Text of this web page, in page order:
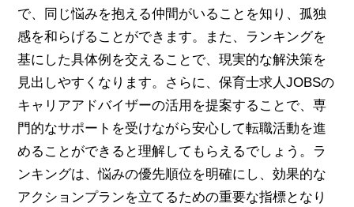
で、同じ悩みを抱える仲間がいることを知り、孤独
感を和らげることができます。また、ランキングを
基にした具体例を交えることで、現実的な解決策を
見出しやすくなります。さらに、保育士求人JOBSの
キャリアアドバイザーの活用を提案することで、専
門的なサポートを受けながら安心して転職活動を進
めることができると理解してもらえるでしょう。ラ
ンキングは、悩みの優先順位を明確にし、効果的な
アクションプランを立てるための重要な指標となり